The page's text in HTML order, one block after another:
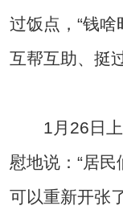
过饭点，“钱
互帮互助、挺
1月26日上
慰地说：“居
可以重新开张